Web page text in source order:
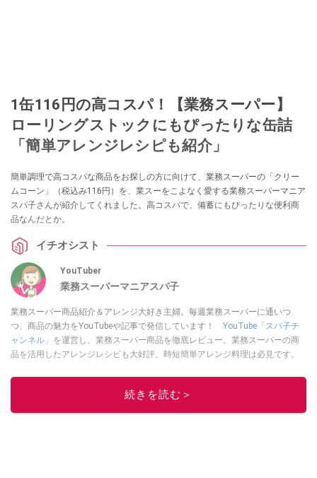
1缶116円の高コスパ！【業務スーパー】
ローリングストックにもぴったりな缶詰
「簡単アレンジレシピも紹介」
簡単調理で高コスパな商品をお探しの方に向けて、業務スーパーの「クリー
ムコーン」（税込み116円）を、業スーをこよなく愛する業務スーパーマニア
スパ子さんが紹介してくれました。高コスパで、備蓄にもぴったりな便利商
品なんだとか。
イチオシスト
YouTuber
業務スーパーマニアスパ子
業務スーパー商品紹介＆アレンジ大好き主婦。毎週業務スーパーに通いつ
つ、商品の魅力をYouTubeや記事で発信しています！ YouTube「スパ子チ
ャンネル」 を運営し、業務スーパー商品を徹底レビュー。業務スーパーの商
品を活用したアレンジレシピも大好評。時短簡単アレンジ料理は必見です。
このイチオシストの他の記事を読む
続きを読む＞